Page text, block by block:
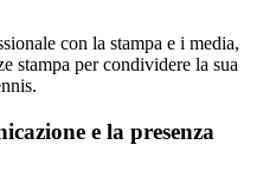
con la stampa e i media,
stampa per condividere la sua
e la presenza